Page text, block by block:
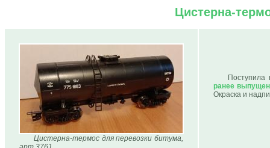
Цистерна-
Цистерна-термос для перевозки битума,
ранее
Окраска и